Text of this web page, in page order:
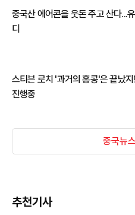
중국산 에어콘을 웃돈 주고 산다...
디
스티븐 로치 '과거의 홍콩'은 끝났
진행중
중국뉴스
추천기사